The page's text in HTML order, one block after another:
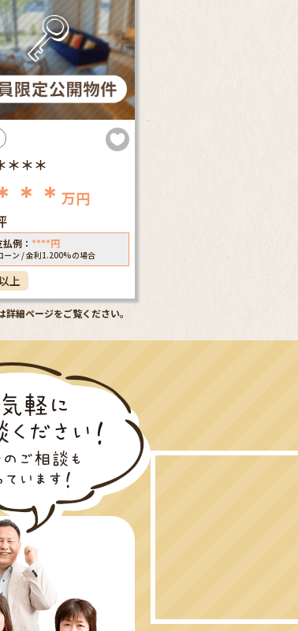
＊＊＊
＊＊ 万円
例： ****円
ーン / 金利1.200%の場合
上
詳細ページをご覧ください。